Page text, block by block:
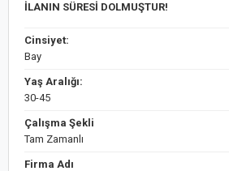
İLANIN SÜRESİ DOLMUŞTUR!
Cinsiyet:
Bay
Yaş Aralığı:
30-45
Çalışma Şekli
Tam Zamanlı
Firma Adı